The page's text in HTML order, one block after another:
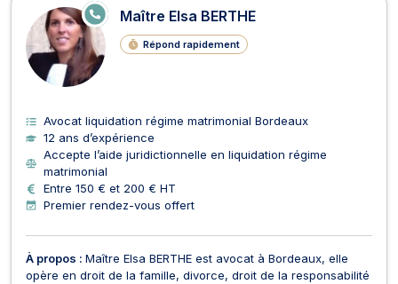
Maître Elsa BERTHE
Répond rapidement
E
N
LI
G
N
E
Avocat liquidation régime matrimonial Bordeaux
12 ans d’expérience
Accepte l’aide juridictionnelle en liquidation régime
matrimonial
Entre 150 € et 200 € HT
Premier rendez-vous offert
À propos : Maître Elsa BERTHE est avocat à Bordeaux, elle
opère en droit de la famille, divorce, droit de la responsabilité